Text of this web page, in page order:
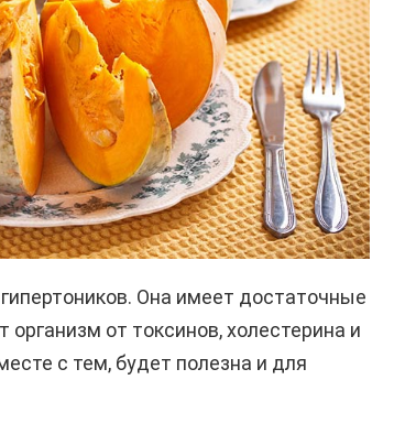
Она имеет достаточные
от токсинов, холестерина и
с тем, будет полезна и для